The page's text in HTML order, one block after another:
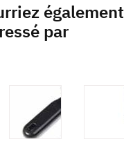
également
par